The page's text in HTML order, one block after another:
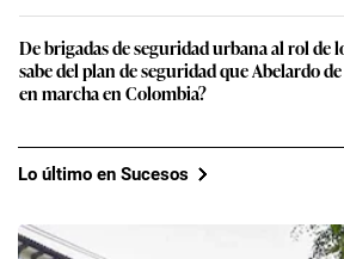
De brigadas de seguridad urbana al rol de
sabe del plan de seguridad que Abelardo
en marcha en Colombia?
Lo último en Sucesos